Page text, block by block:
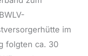
im
folgten ca. 30